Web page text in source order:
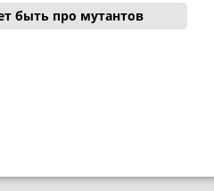
быть про мутантов